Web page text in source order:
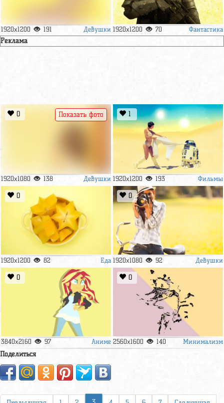
1920x1200 191 Девушки 1920x1200 70 Фантастика
Реклама
0
1920x1080 138 Девушки
Показать фото 1
1920x1200 193 Фильмы
0
1920x1200 82 Еда
0
1920x1080 92 Девушки
0
3840x2160 97 Аниме
0
2560x1600 140 Минимализм
Поделиться